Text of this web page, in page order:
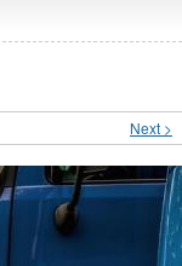
Next >